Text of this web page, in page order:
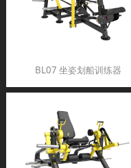
BL07 坐姿划船训练器